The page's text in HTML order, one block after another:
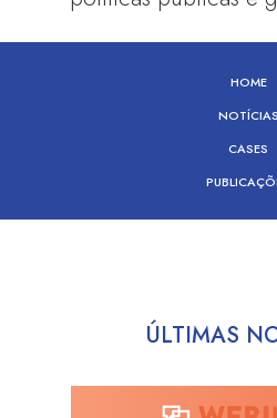
HOME
NOTÍCIAS
CASES
ÚLTIMAS